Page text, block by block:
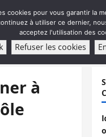
à
cookies pour vous garantir la
à utiliser ce dernier,
acceptez l'utilisation des
Refuser les cookies